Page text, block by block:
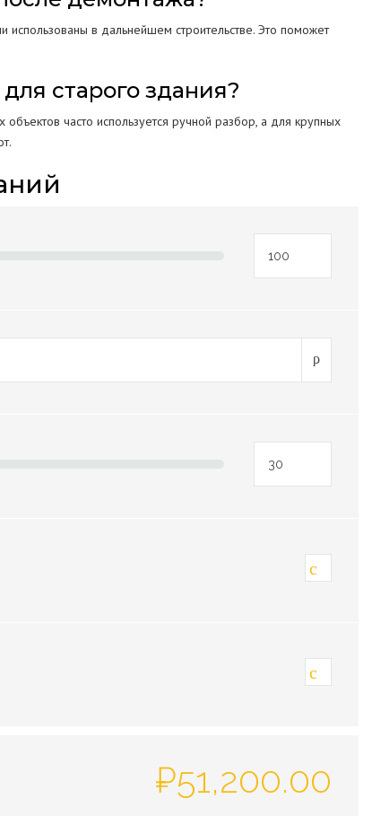
использованы в дальнейшем строительстве. Это поможет
старого здания?
часто используется ручной разбор, а для крупных
₽51,200.00